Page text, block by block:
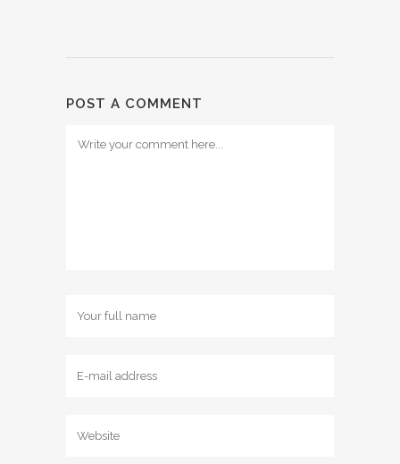
POST A COMMENT